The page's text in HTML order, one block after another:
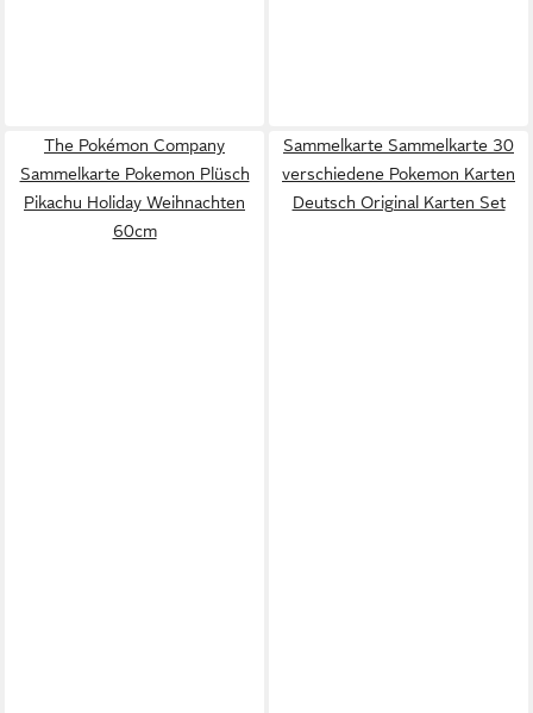
The Pokémon Company
Sammelkarte Pokemon Plüsch
Pikachu Holiday Weihnachten
60cm
Sammelkarte Sammelkarte 30
verschiedene Pokemon Karten
Deutsch Original Karten Set